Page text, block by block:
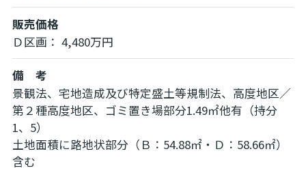
販売価格
Ｄ区画： 4,480万円
備 考
景観法、宅地造成及び特定盛土等規制法、高度地区／
第２種高度地区、ゴミ置き場部分1.49㎡他有（持分
1、5）
土地面積に路地状部分（Ｂ：54.88㎡・Ｄ：58.66㎡）
含む